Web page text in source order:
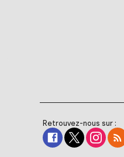
Retrouvez-nous sur :